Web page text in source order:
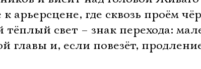
арьерсцене, где сквозь проём
тёплый свет – знак перехода:
главы и, если повезёт,
Ознакомиться